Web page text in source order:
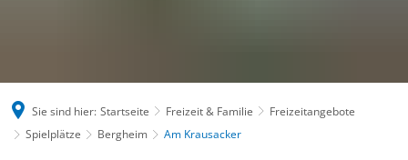
Sie sind hier: Startseite Freizeit & Familie
Freizeitangebote
Spielplätze
Bergheim Am Krausacker